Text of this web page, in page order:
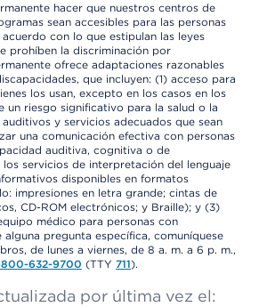
hacer que nuestros centros de
sean accesibles para las personas
con lo que estipulan las leyes
prohíben la discriminación por
ofrece adaptaciones razonables
que incluyen: (1) acceso para
los usan, excepto en los casos en los
un riesgo significativo para la salud o la
y servicios adecuados que sean
una comunicación efectiva con personas
auditiva, cognitiva o de
servicios de interpretación del lenguaje
disponibles en formatos
impresiones en letra grande; cintas de
CD-ROM electrónicos; y Braille); y (3)
médico para personas con
alguna pregunta específica, comuníquese
de lunes a viernes, de 8 a. m. a 6 p. m.,
800-632-9700 (TTY 711).
por última vez el: